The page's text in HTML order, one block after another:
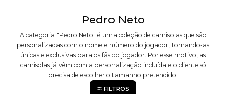
Pedro Neto
A categoria "Pedro Neto" é uma coleção de camisolas que são
personalizadas com o nome e número do jogador, tornando-as
únicas e exclusivas para os fãs do jogador. Por esse motivo, as
camisolas já vêm com a personalização incluída e o cliente só
precisa de escolher o tamanho pretendido.
FILTROS